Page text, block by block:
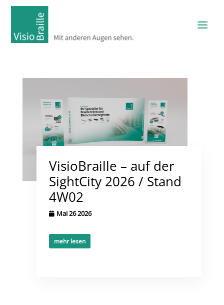
VisioBraille – auf der
SightCity 2026 / Stand
4W02
Mai 26 2026
mehr lesen